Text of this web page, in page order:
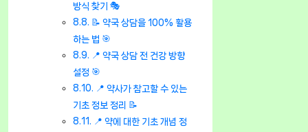
방식 찾기 🎭
📝 약국 상담을 100% 활용
하는 법 🎯
📍 약국 상담 전 건강 방향
설정 🎯
📍 약사가 참고할 수 있는
기초 정보 정리 📝
📍 약에 대한 기초 개념 정